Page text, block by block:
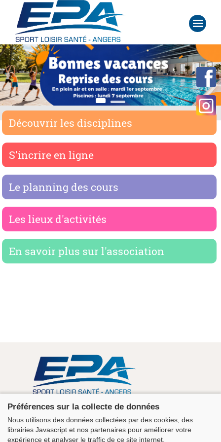
Découvrir les disciplines
S'incrire en ligne
Le planning des cours
Les lieux d'activités
En savoir plus sur l'association
5 rue Guérin 49100 Angers - Maison des Sports
+33 2 41 43 06 63
contact@clubepa.fr
Préférences sur la collecte de données
Nous utilisons des données collectées par des cookies, des
librairies Javascript et nos partenaires pour améliorer votre
expérience et analyser le traffic de ce site internet.